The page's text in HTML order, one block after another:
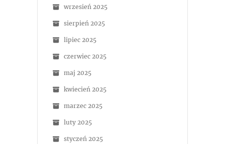
wrzesień 2025
sierpień 2025
lipiec 2025
czerwiec 2025
maj 2025
kwiecień 2025
marzec 2025
luty 2025
styczeń 2025